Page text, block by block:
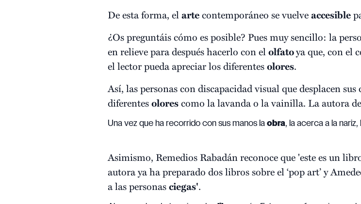
De esta forma, elartecontemporáneo se vuelveaccesible
¿Os preguntáis cómo es posible? Pues muy sencillo: la
en relieve para después hacerlo con elolfatoya que, con el
el lector pueda apreciar los diferentesolores.
Así, las personas con discapacidad visual que desplacen
diferentesolorescomo la lavanda o la vainilla. La autora
Una vez que ha recorrido con sus manos la obra, la acerca a la
Asimismo, Remedios Rabadán reconoce que 'este es un
autora ya ha preparado dos libros sobre el ‘pop art’ y
a las personasciegas'.